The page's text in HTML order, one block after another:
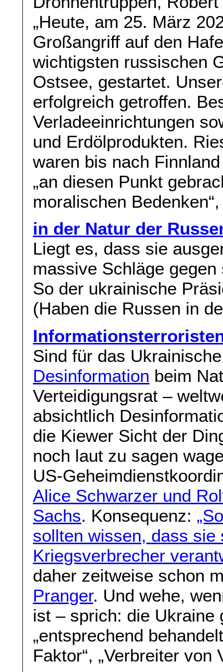
„Heute, am 25. März
Großangriff auf den
wichtigsten russischen
Ostsee, gestartet.
erfolgreich getroffen.
Verladeeinrichtungen
und Erdölprodukten.
waren bis nach
„an diesen Punkt
moralischen Bedenken“,
in der Natur der
Liegt es, dass sie
massive Schläge
So der ukrainische
(Haben die Russen in
Sind für das
Desinformation beim
Verteidigungsrat –
absichtlich
die Kiewer Sicht der
noch laut zu sagen
US-
Alice Schwarzer und
Sachs. Konsequenz:
sollten wissen, dass
Kriegsverbrecher
daher zeitweise schon
Pranger. Und wehe,
ist – sprich: die Ukraine
„entsprechend
Faktor“, „Verbreiter von